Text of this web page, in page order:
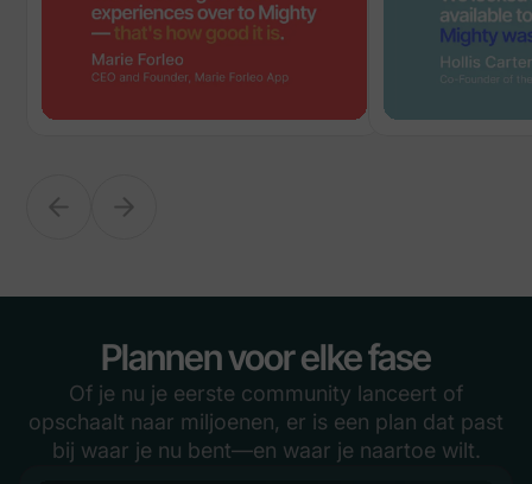
Plannen voor elke fase
Of je nu je eerste community lanceert of
opschaalt naar miljoenen, er is een plan dat past
bij waar je nu bent—en waar je naartoe wilt.